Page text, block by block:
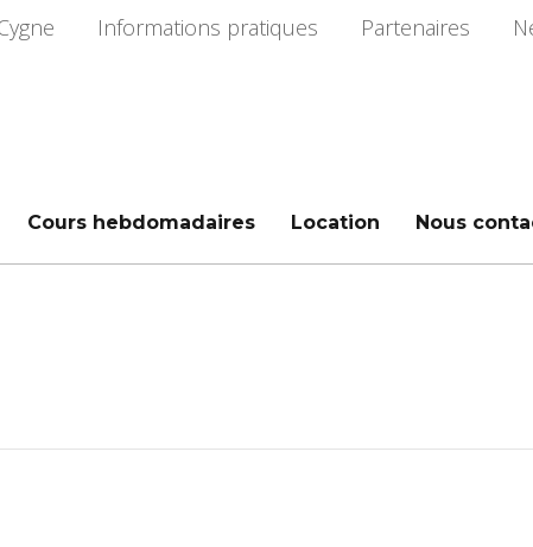
Informations pratiques Partenaires
Cours hebdomadaires Location Nous